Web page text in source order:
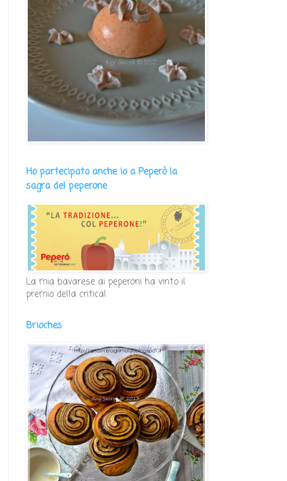
Ho partecipato anche io a Peperò la
sagra del peperone
La mia bavarese ai peperoni ha vinto il
premio della critica!
Brioches